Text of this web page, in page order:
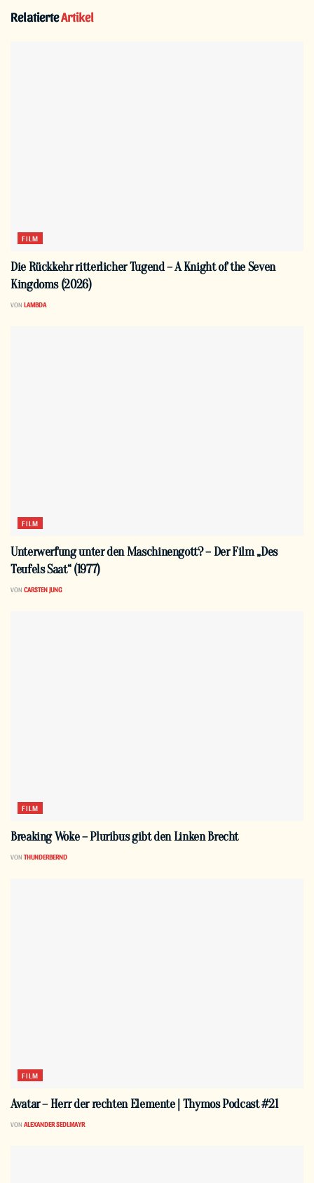
RelatierteArtikel
FILM
Die Rückkehr ritterlicher Tugend – A Knight of the Seven
Kingdoms (2026)
VON LAMBDA
FILM
Unterwerfung unter den Maschinengott? – Der Film „Des
Teufels Saat“ (1977)
VON CARSTEN JUNG
FILM
Breaking Woke – Pluribus gibt den Linken Brecht
VON THUNDERBERND
FILM
Avatar – Herr der rechten Elemente | Thymos Podcast #21
VON ALEXANDER SEDLMAYR